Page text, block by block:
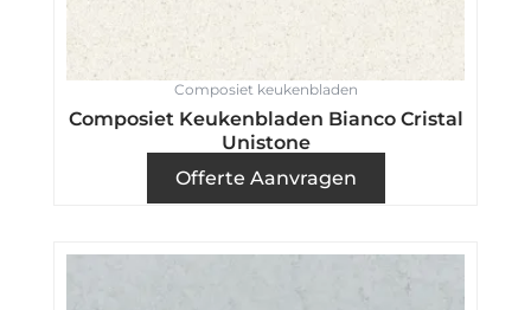
Composiet keukenbladen
Composiet Keukenbladen Bianco Cristal
Unistone
Offerte Aanvragen